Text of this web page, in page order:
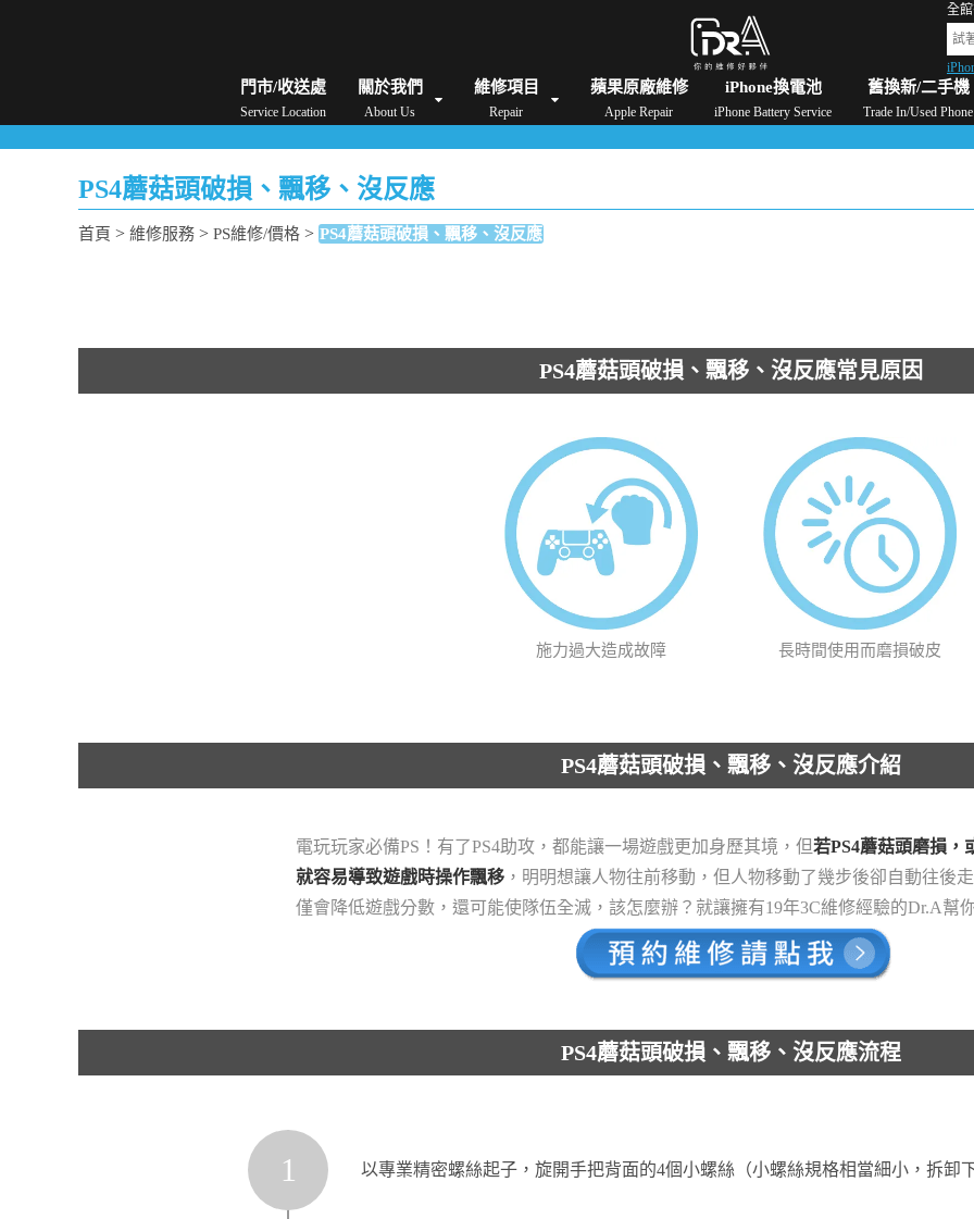
全
門市/收送處
Service Location
關於我們
About Us
維修項目
Repair
蘋果原廠維修
Apple Repair
iPhone換電池
iPhone Battery Service
舊換新/二手機
Trade In/Used Phone
Android手機維修/價格 MacBook維修/價格 iPad維修/價格 Switch維修/價格 Apple Watch維修/價格 AirPods維修/價格
PS4蘑菇頭破損、飄移、沒反應
首頁 > 維修服務 > PS維修/價格 > PS4蘑菇頭破損、飄移、沒反應
PS4蘑菇頭破損、飄移、沒反應常見原因
施力過大造成故障 長時間使用而磨損破皮
PS4蘑菇頭破損、飄移、沒反應介紹
電玩玩家必備PS！有了PS4助攻，都能讓一場遊戲更加身歷其境，但若PS4蘑菇頭磨損，
就容易導致遊戲時操作飄移 ，明明想讓人物往前移動，但人物移動了幾步後卻自動往後
僅會降低遊戲分數，還可能使隊伍全滅，該怎麼辦？就讓擁有19年3C維修經驗的Dr.A幫
PS4蘑菇頭破損、飄移、沒反應流程
1 以專業精密螺絲起子，旋開手把背面的4個小螺絲（小螺絲規格相當細小，拆卸